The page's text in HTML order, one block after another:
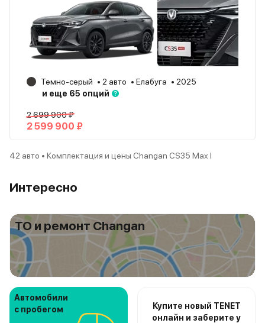
Темно-серый 2 авто Елабуга
2025
и еще 65 опций
2 699 900 ₽
2 599 900 ₽
42 авто • Комплектация и цены Changan CS35 Max I
Интересно
ТО и ремонт Changan
Автомобили
с пробегом
Купите новый TENET
онлайн и заберите у